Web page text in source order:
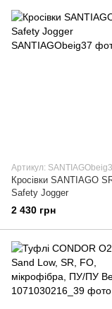
Артикул:
Кросівки SANTIAGO
Safety Jogger
2 430 грн